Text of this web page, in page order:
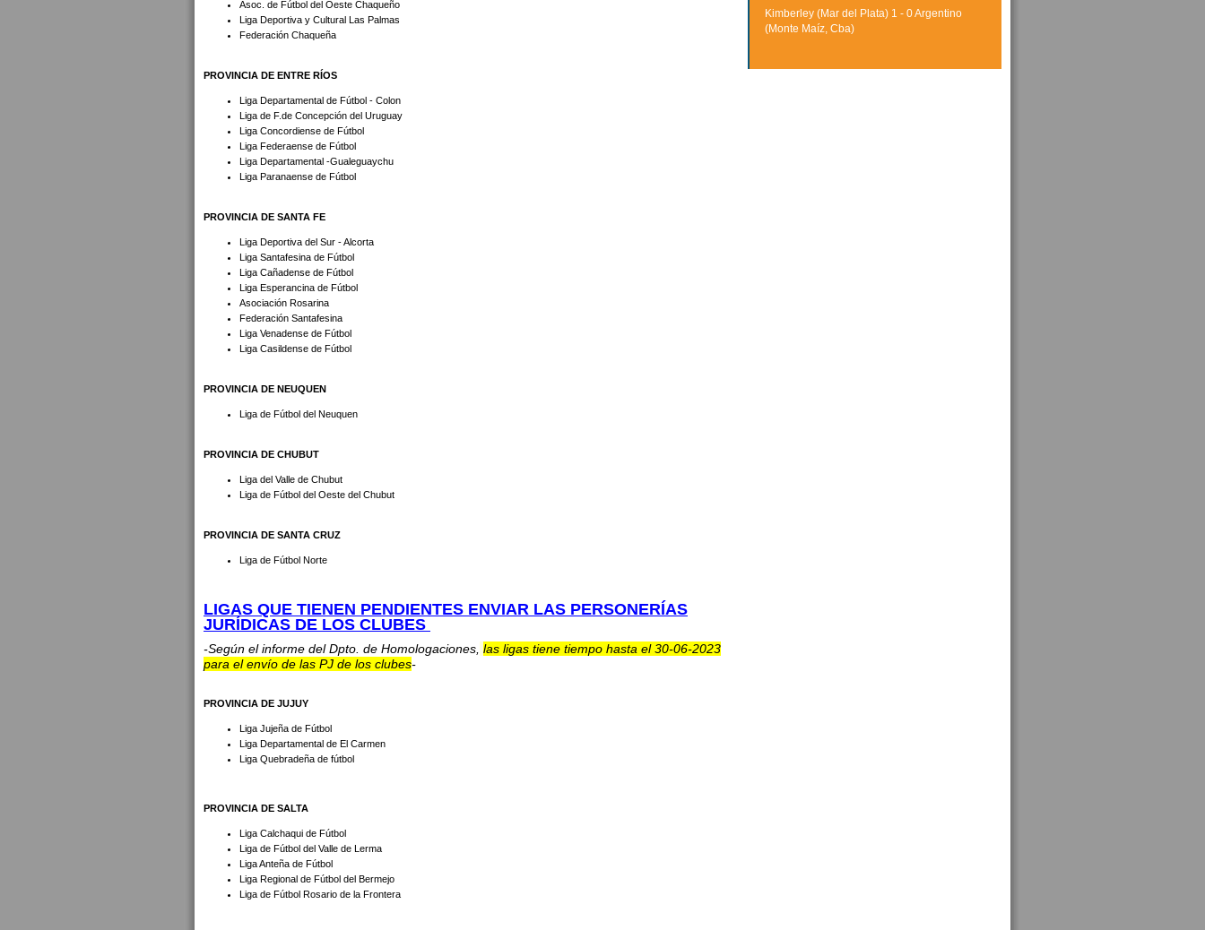
Asoc. de Fútbol del Oeste Chaqueño
Liga Deportiva y Cultural Las Palmas
Federación Chaqueña
PROVINCIA DE ENTRE RÍOS
Liga Departamental de Fútbol - Colon
Liga de F.de Concepción del Uruguay
Liga Concordiense de Fútbol
Liga Federaense de Fútbol
Liga Departamental -Gualeguaychu
Liga Paranaense de Fútbol
PROVINCIA DE SANTA FE
Liga Deportiva del Sur - Alcorta
Liga Santafesina de Fútbol
Liga Cañadense de Fútbol
Liga Esperancina de Fútbol
Asociación Rosarina
Federación Santafesina
Liga Venadense de Fútbol
Liga Casildense de Fútbol
PROVINCIA DE NEUQUEN
Liga de Fútbol del Neuquen
PROVINCIA DE CHUBUT
Liga del Valle de Chubut
Liga de Fútbol del Oeste del Chubut
PROVINCIA DE SANTA CRUZ
Liga de Fútbol Norte
LIGAS QUE TIENEN PENDIENTES ENVIAR LAS PERSONERÍAS
JURÍDICAS DE LOS CLUBES
-Según el informe del Dpto. de Homologaciones, las ligas tiene tiempo hasta el 30-06-2023
para el envío de las PJ de los clubes-
PROVINCIA DE JUJUY
Liga Jujeña de Fútbol
Liga Departamental de El Carmen
Liga Quebradeña de fútbol
PROVINCIA DE SALTA
Liga Calchaqui de Fútbol
Liga de Fútbol del Valle de Lerma
Liga Anteña de Fútbol
Liga Regional de Fútbol del Bermejo
Liga de Fútbol Rosario de la Frontera
Kimberley (Mar del Plata) 1 - 0 Argentino
(Monte Maíz, Cba)